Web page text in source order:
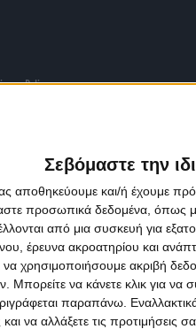
Σεβόμαστε την
αποθηκεύουμε και/ή έχουμε
προσωπικά δεδομένα, όπως
από μια συσκευή για
έρευνα ακροατηρίου και
να χρησιμοποιήσουμε ακριβή
να κάνετε κλικ για να
παραπάνω.
να αλλάξετε τις προτιμήσεις
Policy